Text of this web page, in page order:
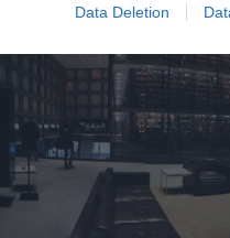
Data Deletion